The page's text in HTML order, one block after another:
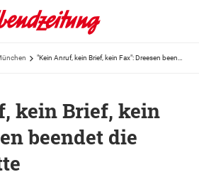
kein Brief, kein
beendet die